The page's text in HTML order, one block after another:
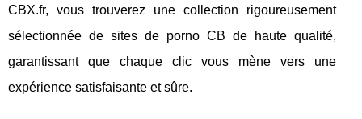
CBX.fr, vous trouverez une collection rigoureusement
sélectionnée de sites de porno CB de haute qualité,
garantissant que chaque clic vous mène vers une
expérience satisfaisante et sûre.